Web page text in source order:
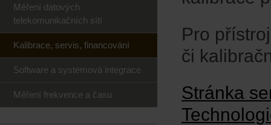
Pro
či
Stránka
Měření datových
telekomunikačních sítí
Kalibrace, servis, financování
Software a systémová integrace
Měření frekvence a času